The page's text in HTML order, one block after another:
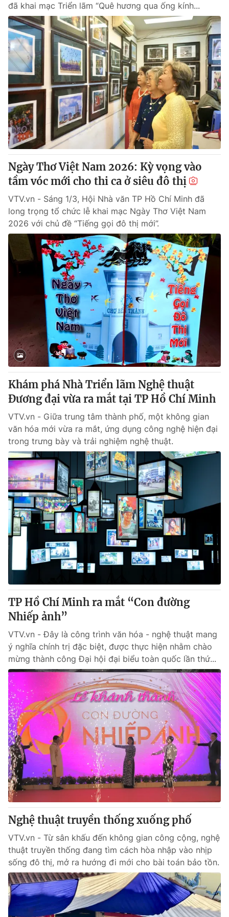
đã khai mạc Triển lãm “Quê hương qua ống kính...
Ngày Thơ Việt Nam 2026: Kỳ vọng vào
tầm vóc mới cho thi ca ở siêu đô thị
VTV.vn - Sáng 1/3, Hội Nhà văn TP Hồ Chí Minh đã
long trọng tổ chức lễ khai mạc Ngày Thơ Việt Nam
2026 với chủ đề “Tiếng gọi đô thị mới”.
Khám phá Nhà Triển lãm Nghệ thuật
Đương đại vừa ra mắt tại TP Hồ Chí Minh
VTV.vn - Giữa trung tâm thành phố, một không gian
văn hóa mới vừa ra mắt, ứng dụng công nghệ hiện đại
trong trưng bày và trải nghiệm nghệ thuật.
TP Hồ Chí Minh ra mắt “Con đường
Nhiếp ảnh”
VTV.vn - Đây là công trình văn hóa - nghệ thuật mang
ý nghĩa chính trị đặc biệt, được thực hiện nhằm chào
mừng thành công Đại hội đại biểu toàn quốc lần thứ...
Nghệ thuật truyền thống xuống phố
VTV.vn - Từ sân khấu đến không gian công cộng, nghệ
thuật truyền thống đang tìm cách hòa nhập vào nhịp
sống đô thị, mở ra hướng đi mới cho bài toán bảo tồn.